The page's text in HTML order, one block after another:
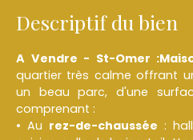
Descriptif du bien
A Vendre - St-Omer :
quartier très calme offrant
un beau parc, d'une
comprenant :
Au rez-de-chaussée :